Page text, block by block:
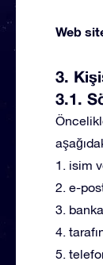
Web
3.
3.1.
1. isim
2. e-
3.
4.
5.